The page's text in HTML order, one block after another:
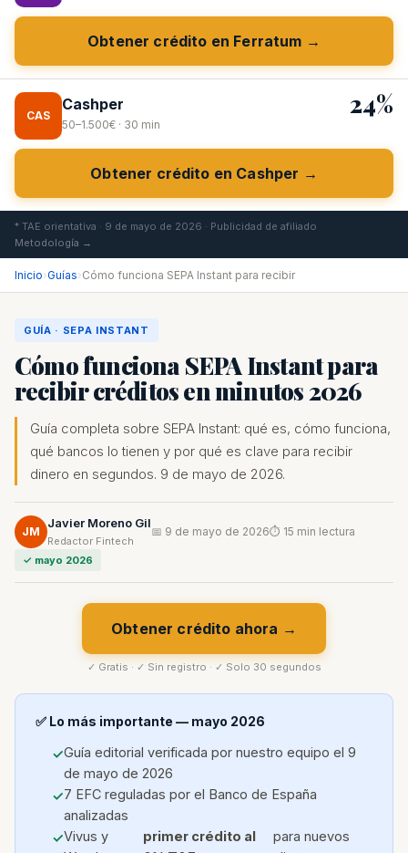
Obtener crédito en Ferratum →
CAS
Cashper
50–1.500€ · 30 min
24%
Obtener crédito en Cashper →
* TAE orientativa · 9 de mayo de 2026 · Publicidad de afiliado
Metodología →
Inicio›Guías›Cómo funciona SEPA Instant para recibir
GUÍA · SEPA INSTANT
Cómo funciona SEPA Instant para
recibir créditos en minutos 2026
Guía completa sobre SEPA Instant: qué es, cómo funciona,
qué bancos lo tienen y por qué es clave para recibir
dinero en segundos. 9 de mayo de 2026.
JM
Javier Moreno Gil
Redactor Fintech
📅 9 de mayo de 2026⏱ 15 min lectura
✓ mayo 2026
Obtener crédito ahora →
✓ Gratis · ✓ Sin registro · ✓ Solo 30 segundos
✅ Lo más importante — mayo 2026
Guía editorial verificada por nuestro equipo el 9
de mayo de 2026
7 EFC reguladas por el Banco de España
analizadas
Vivus y
primer crédito al
para nuevos